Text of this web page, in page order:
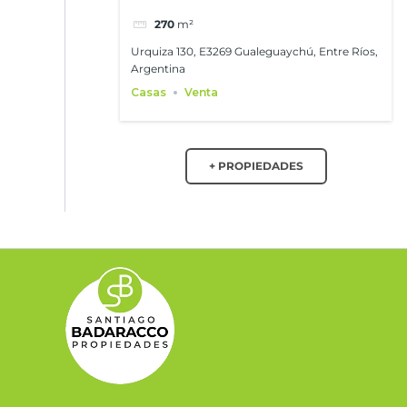
270 m²
Urquiza 130, E3269 Gualeguaychú, Entre Ríos,
Argentina
Casas
Venta
+ PROPIEDADES